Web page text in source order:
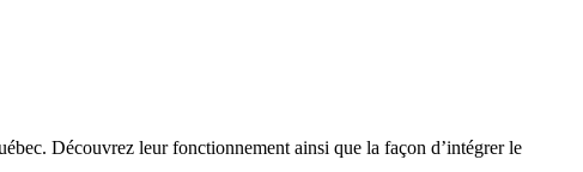
Découvrez leur fonctionnement ainsi que la façon d’intégrer le